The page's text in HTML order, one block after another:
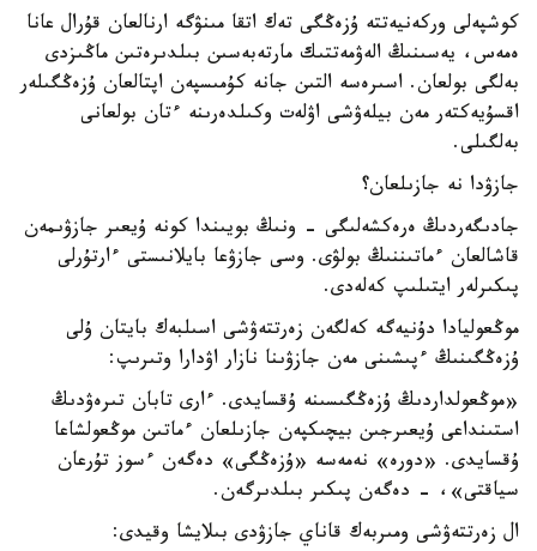
كوشپەلى وركەنيەتتە ۇزەڭگى تەك اتقا مىنۋگە ارنالعان قۇرال عانا
ەمەس، يەسىنىڭ الەۋمەتتىك مارتەبەسىن بىلدىرەتىن ماڭىزدى
بەلگى بولعان. اسىرەسە التىن جانە كۇمىسپەن اپتالعان ۇزەڭگىلەر
اقسۇيەكتەر مەن بيلەۋشى اۋلەت وكىلدەرىنە ءتان بولعانى
بەلگىلى.
جازۋدا نە جازىلعان؟
جادىگەردىڭ ەرەكشەلىگى - ونىڭ بويىندا كونە ۇيعىر جازۋىمەن
قاشالعان ءماتىننىڭ بولۋى. وسى جازۋعا بايلانىستى ءارتۇرلى
پىكىرلەر ايتىلىپ كەلەدى.
موڭعوليادا دۇنيەگە كەلگەن زەرتتەۋشى اسىلبەك بايتان ۇلى
ۇزەڭگىنىڭ ءپىشىنى مەن جازۋىنا نازار اۋدارا وتىرىپ:
«موڭعولداردىڭ ۇزەڭگىسىنە ۇقسايدى. ءارى تابان تىرەۋدىڭ
استىنداعى ۇيعىرجىن بيچىكپەن جازىلعان ءماتىن موڭعولشاعا
ۇقسايدى. «دورە» نەمەسە «ۇزەڭگى» دەگەن ءسوز تۇرعان
سياقتى»، - دەگەن پىكىر بىلدىرگەن.
ال زەرتتەۋشى ومىربەك قاناي جازۋدى بىلايشا وقيدى: